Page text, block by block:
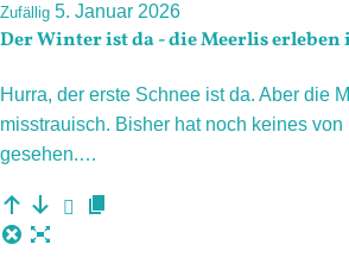
Zufällig 5. Januar 2026
Der Winter ist da - die Meerlis erleben
Hurra, der erste Schnee ist da. Aber die
misstrauisch. Bisher hat noch keines
gesehen.…